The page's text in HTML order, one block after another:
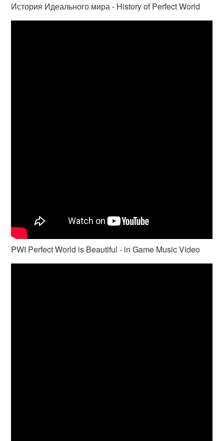
История Идеального мира - History of Perfect World
PWI Perfect World is Beautiful - in Game Music Video